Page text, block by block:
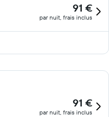
91 €
par nuit, frais inclus
91 €
par nuit, frais inclus